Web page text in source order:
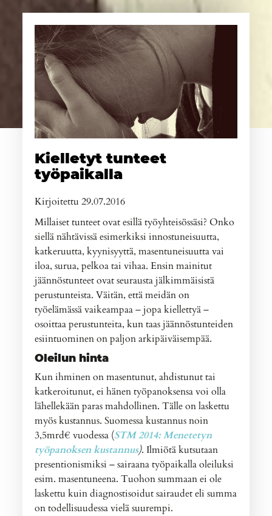
Kielletyt tunteet
työpaikalla
Kirjoitettu 29.07.2016
Millaiset tunteet ovat esillä työyhteisössäsi? Onko
siellä nähtävissä esimerkiksi innostuneisuutta,
katkeruutta, kyynisyyttä, masentuneisuutta vai
iloa, surua, pelkoa tai vihaa. Ensin mainitut
jäännöstunteet ovat seurausta jälkimmäisistä
perustunteista. Väitän, että meidän on
työelämässä vaikeampaa – jopa kiellettyä –
osoittaa perustunteita, kun taas jäännöstunteiden
esiintuominen on paljon arkipäiväisempää.
Oleilun hinta
Kun ihminen on masentunut, ahdistunut tai
katkeroitunut, ei hänen työpanoksensa voi olla
lähellekään paras mahdollinen. Tälle on laskettu
myös kustannus. Suomessa kustannus noin
3,5mrd€ vuodessa (STM 2014: Menetetyn
työpanoksen kustannus). Ilmiötä kutsutaan
presentionismiksi – sairaana työpaikalla oleiluksi
esim. masentuneena. Tuohon summaan ei ole
laskettu kuin diagnostisoidut sairaudet eli summa
on todellisuudessa vielä suurempi.